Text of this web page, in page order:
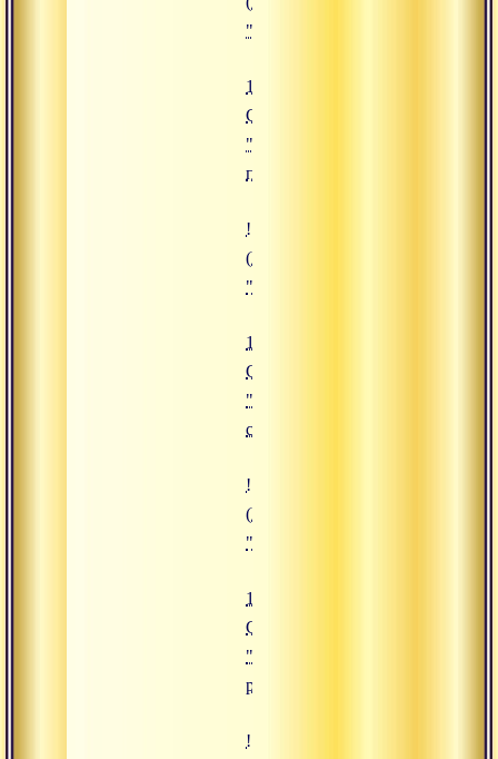
"19.11.2019 Сатсанг "Величие
19.11.2019
Сатсанг
"Величие
преданности"
![18.10.2019 Сатсанг "Практика
(https://www.advayta.org/upload/
"18.10.2019 Сатсанг "Практика
18.10.2019
Сатсанг
"Практика
созерцания"
![18.10.2019 Сатсанг "Практика
(https://www.advayta.org/upload/
"18.10.2019 Сатсанг "Практика
18.10.2019
Сатсанг
"Практика
ретрита"
![17.10.2019 Сатсанг